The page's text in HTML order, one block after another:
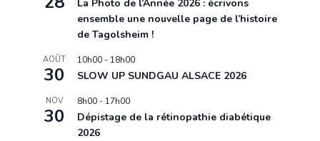
La Photo de l’Année 2026 : écrivons
ensemble une nouvelle page de l’histoire
de Tagolsheim !
AOÛT
30
10h00 - 18h00
SLOW UP SUNDGAU ALSACE 2026
NOV
30
8h00 - 17h00
Dépistage de la rétinopathie diabétique
2026